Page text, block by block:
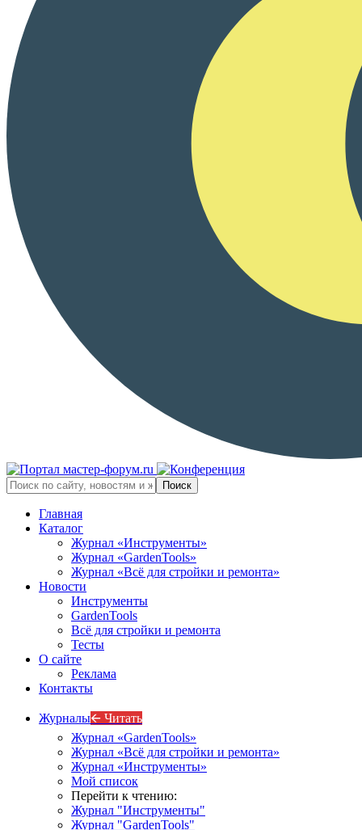
Главная
Каталог
Журнал «Инструменты»
Журнал «GardenTools»
Журнал «Всё для стройки и ремонта»
Новости
Инструменты
GardenTools
Всё для стройки и ремонта
Тесты
О сайте
Реклама
Контакты
Журналы🡨 Читать
Журнал «GardenTools»
Журнал «Всё для стройки и ремонта»
Журнал «Инструменты»
Мой список
Перейти к чтению:
Журнал "Инструменты"
Журнал "GardenTools"